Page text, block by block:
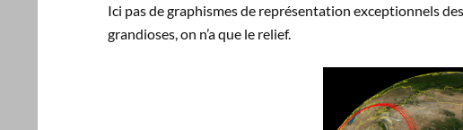
Ici pas de graphismes de représentation exceptionnels
grandioses, on n’a que le relief.